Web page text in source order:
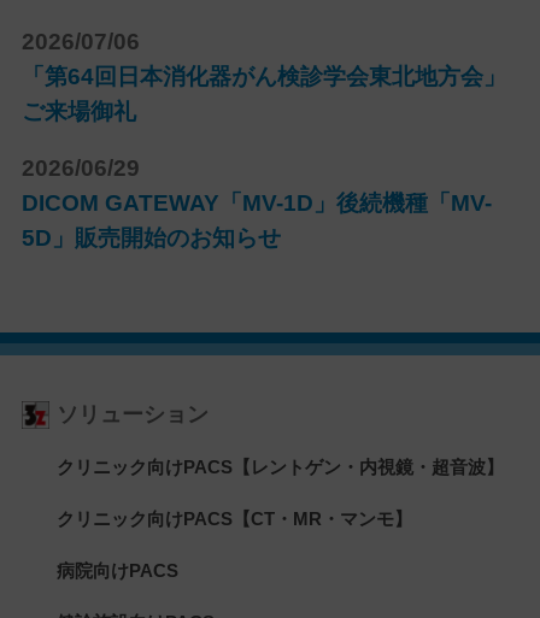
2026/07/06
「第64回日本消化器がん検診学会東北地方会」
ご来場御礼
2026/06/29
DICOM GATEWAY「MV-1D」後続機種「MV-
5D」販売開始のお知らせ
ソリューション
クリニック向けPACS【レントゲン・内視鏡・超音波】
クリニック向けPACS【CT・MR・マンモ】
病院向けPACS